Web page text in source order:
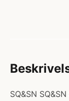
SQ&SN